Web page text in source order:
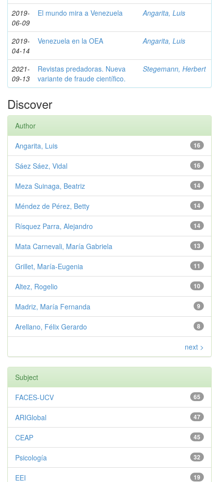
2019-
06-09
El mundo mira a Venezuela Angarita, Luis
2019-
04-14
Venezuela en la OEA Angarita, Luis
2021-
09-13
Revistas predadoras. Nueva
variante de fraude científico.
Stegemann, Herbert
Discover
Author
16
Angarita, Luis
16
Sáez Sáez, Vidal
14
Meza Suinaga, Beatriz
14
Méndez de Pérez, Betty
14
Rísquez Parra, Alejandro
13
Mata Carnevali, María Gabriela
11
Grillet, María-Eugenia
10
Altez, Rogelio
9
Madriz, María Fernanda
8
Arellano, Félix Gerardo
next >
Subject
65
FACES-UCV
47
ARIGlobal
45
CEAP
32
Psicología
19
EEI